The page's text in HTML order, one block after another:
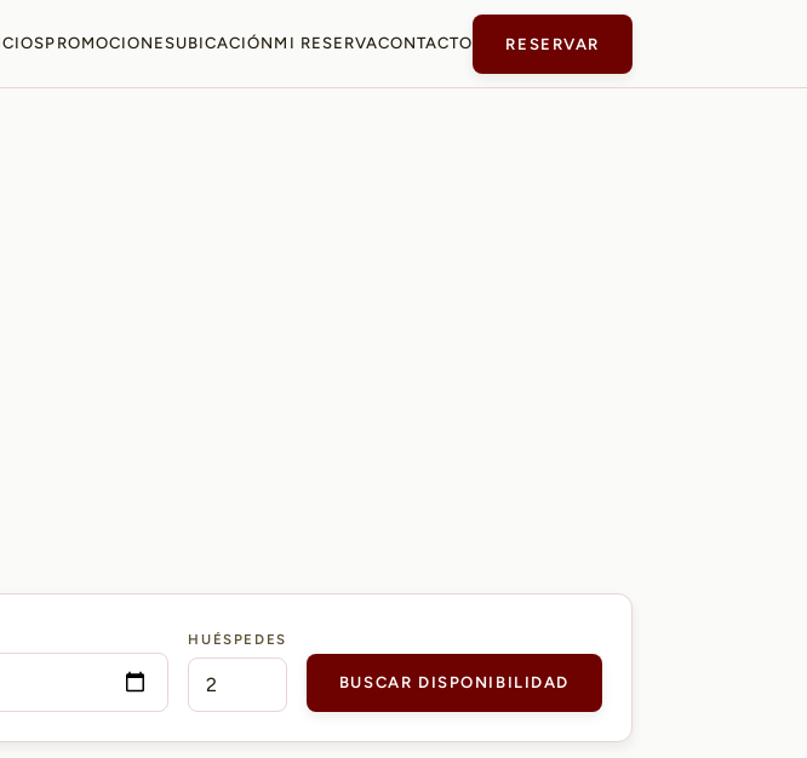
PROMOCIONESUBICACIÓN MI RESERVACONTACTO RESERVAR
HUÉSPEDES
BUSCAR DISPONIBILIDAD